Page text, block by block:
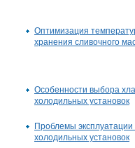
Оптимизация
хранения сливочного
Особенности выбора
холодильных установок
Проблемы
холодильных установок